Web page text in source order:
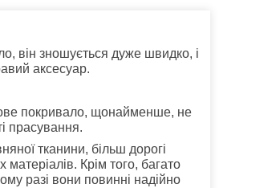
він зношується дуже швидко, і
аксесуар.
покривало, щонайменше, не
прасування.
тканини, більш дорогі
Крім того, багато
разі вони повинні надійно